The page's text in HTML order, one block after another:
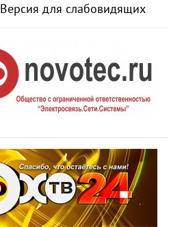
Версия для слабовидящих